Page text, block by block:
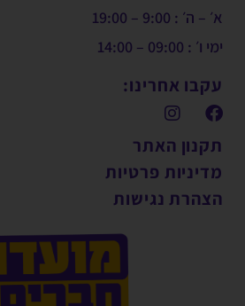
א׳ – ה׳ : 9:00 – 19:00
ימי ו׳ : 09:00 – 14:00
עקבו אחרינו:
תקנון האתר
מדיניות פרטיות
הצהרת נגישות